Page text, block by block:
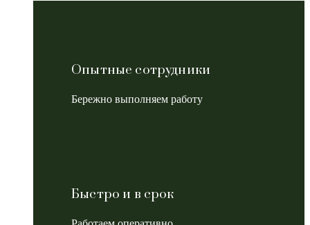
Опытные сотрудники
Бережно выполняем работу
Быстро и в срок